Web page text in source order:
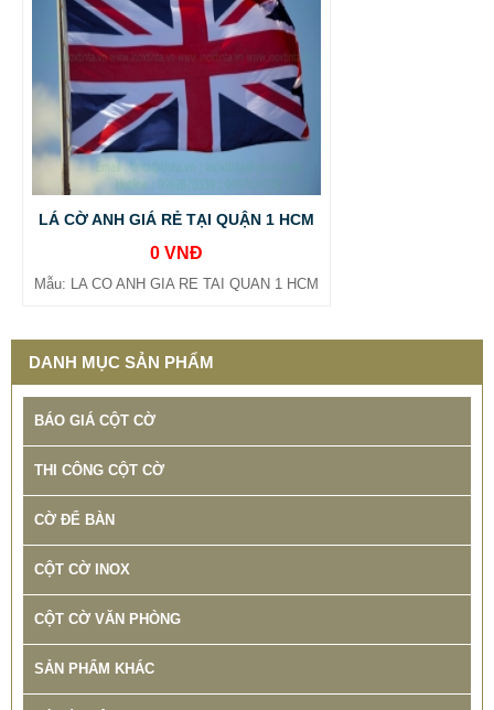
LÁ CỜ ANH GIÁ RẺ TẠI QUẬN 1 HCM
0 VNĐ
Mẫu: LA CO ANH GIA RE TAI QUAN 1 HCM
DANH MỤC SẢN PHẨM
BÁO GIÁ CỘT CỜ
THI CÔNG CỘT CỜ
CỜ ĐỂ BÀN
CỘT CỜ INOX
CỘT CỜ VĂN PHÒNG
SẢN PHẨM KHÁC